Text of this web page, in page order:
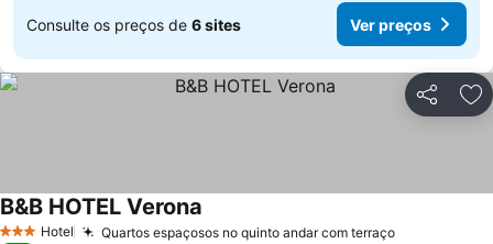
Consulte os preços de 6 sites Ver preços
Partilhar
3 EstrelasHotel Quartos espaçosos no quinto andar com terraçoVer preços
B&B HOTEL Verona